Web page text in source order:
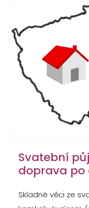
Svatební
doprava po
Skladné věci ze